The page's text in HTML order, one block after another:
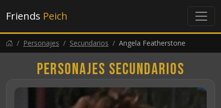
Friends Peich
Personajes Secundarios Angela Featherstone
Personajes secundarios